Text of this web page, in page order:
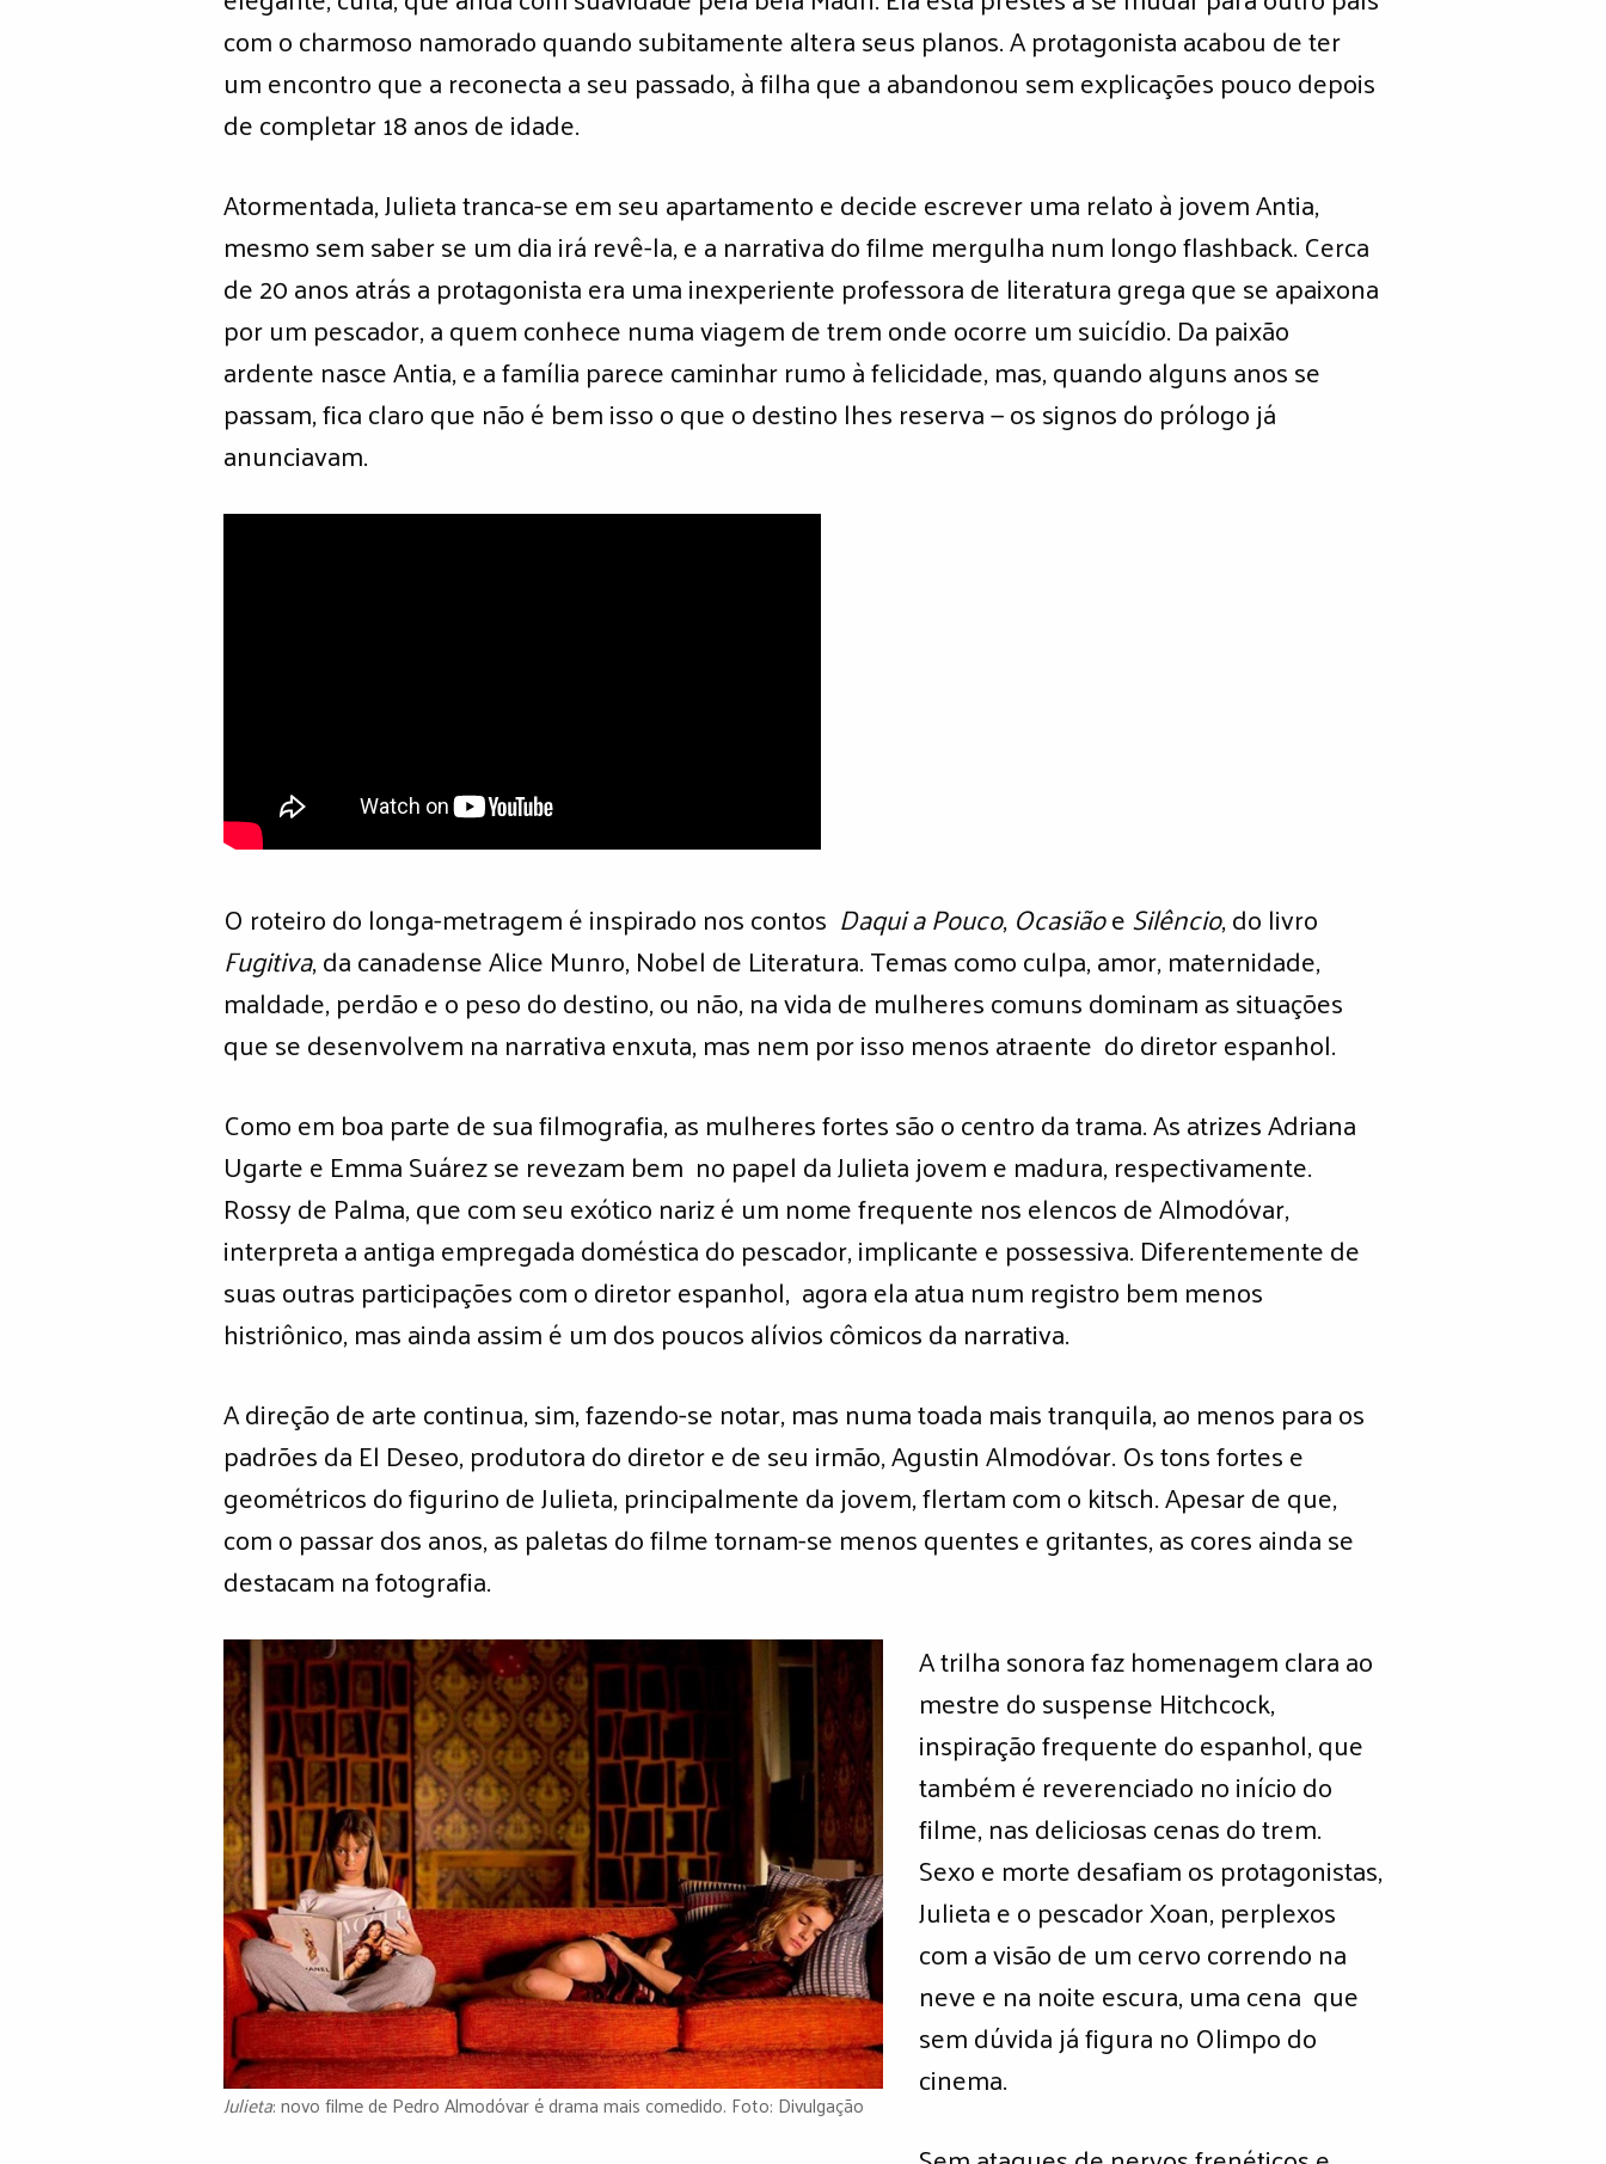
com o charmoso namorado quando subitamente altera seus planos. A protagonista acabou de ter
um encontro que a reconecta a seu passado, à filha que a abandonou sem explicações pouco depois
de completar 18 anos de idade.
Atormentada, Julieta tranca-se em seu apartamento e decide escrever uma relato à jovem Antia,
mesmo sem saber se um dia irá revê-la, e a narrativa do filme mergulha num longo flashback. Cerca
de 20 anos atrás a protagonista era uma inexperiente professora de literatura grega que se apaixona
por um pescador, a quem conhece numa viagem de trem onde ocorre um suicídio. Da paixão
ardente nasce Antia, e a família parece caminhar rumo à felicidade, mas, quando alguns anos se
passam, fica claro que não é bem isso o que o destino lhes reserva — os signos do prólogo já
anunciavam.
O roteiro do longa-metragem é inspirado nos contos Daqui a Pouco,OcasiãoeSilêncio, do livro
Fugitiva, da canadense Alice Munro, Nobel de Literatura. Temas como culpa, amor, maternidade,
maldade, perdão e o peso do destino, ou não, na vida de mulheres comuns dominam as situações
que se desenvolvem na narrativa enxuta, mas nem por isso menos atraente do diretor espanhol.
Como em boa parte de sua filmografia, as mulheres fortes são o centro da trama. As atrizes Adriana
Ugarte e Emma Suárez se revezam bem no papel da Julieta jovem e madura, respectivamente.
Rossy de Palma, que com seu exótico nariz é um nome frequente nos elencos de Almodóvar,
interpreta a antiga empregada doméstica do pescador, implicante e possessiva. Diferentemente de
suas outras participações com o diretor espanhol, agora ela atua num registro bem menos
histriônico, mas ainda assim é um dos poucos alívios cômicos da narrativa.
A direção de arte continua, sim, fazendo-se notar, mas numa toada mais tranquila, ao menos para os
padrões da El Deseo, produtora do diretor e de seu irmão, Agustin Almodóvar. Os tons fortes e
geométricos do figurino de Julieta, principalmente da jovem, flertam com o kitsch. Apesar de que,
com o passar dos anos, as paletas do filme tornam-se menos quentes e gritantes, as cores ainda se
destacam na fotografia.
Julieta: novo filme de Pedro Almodóvar é drama mais comedido. Foto: Divulgação
A trilha sonora faz homenagem clara ao
mestre do suspense Hitchcock,
inspiração frequente do espanhol, que
também é reverenciado no início do
filme, nas deliciosas cenas do trem.
Sexo e morte desafiam os protagonistas,
Julieta e o pescador Xoan, perplexos
com a visão de um cervo correndo na
neve e na noite escura, uma cena que
sem dúvida já figura no Olimpo do
cinema.